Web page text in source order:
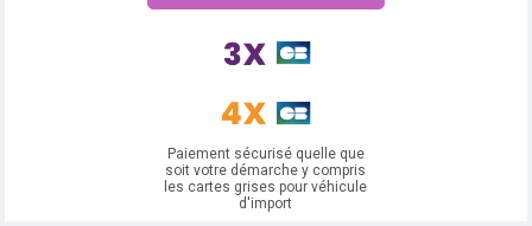
Paiement sécurisé quelle que
soit votre démarche y compris
les cartes grises pour véhicule
d'import